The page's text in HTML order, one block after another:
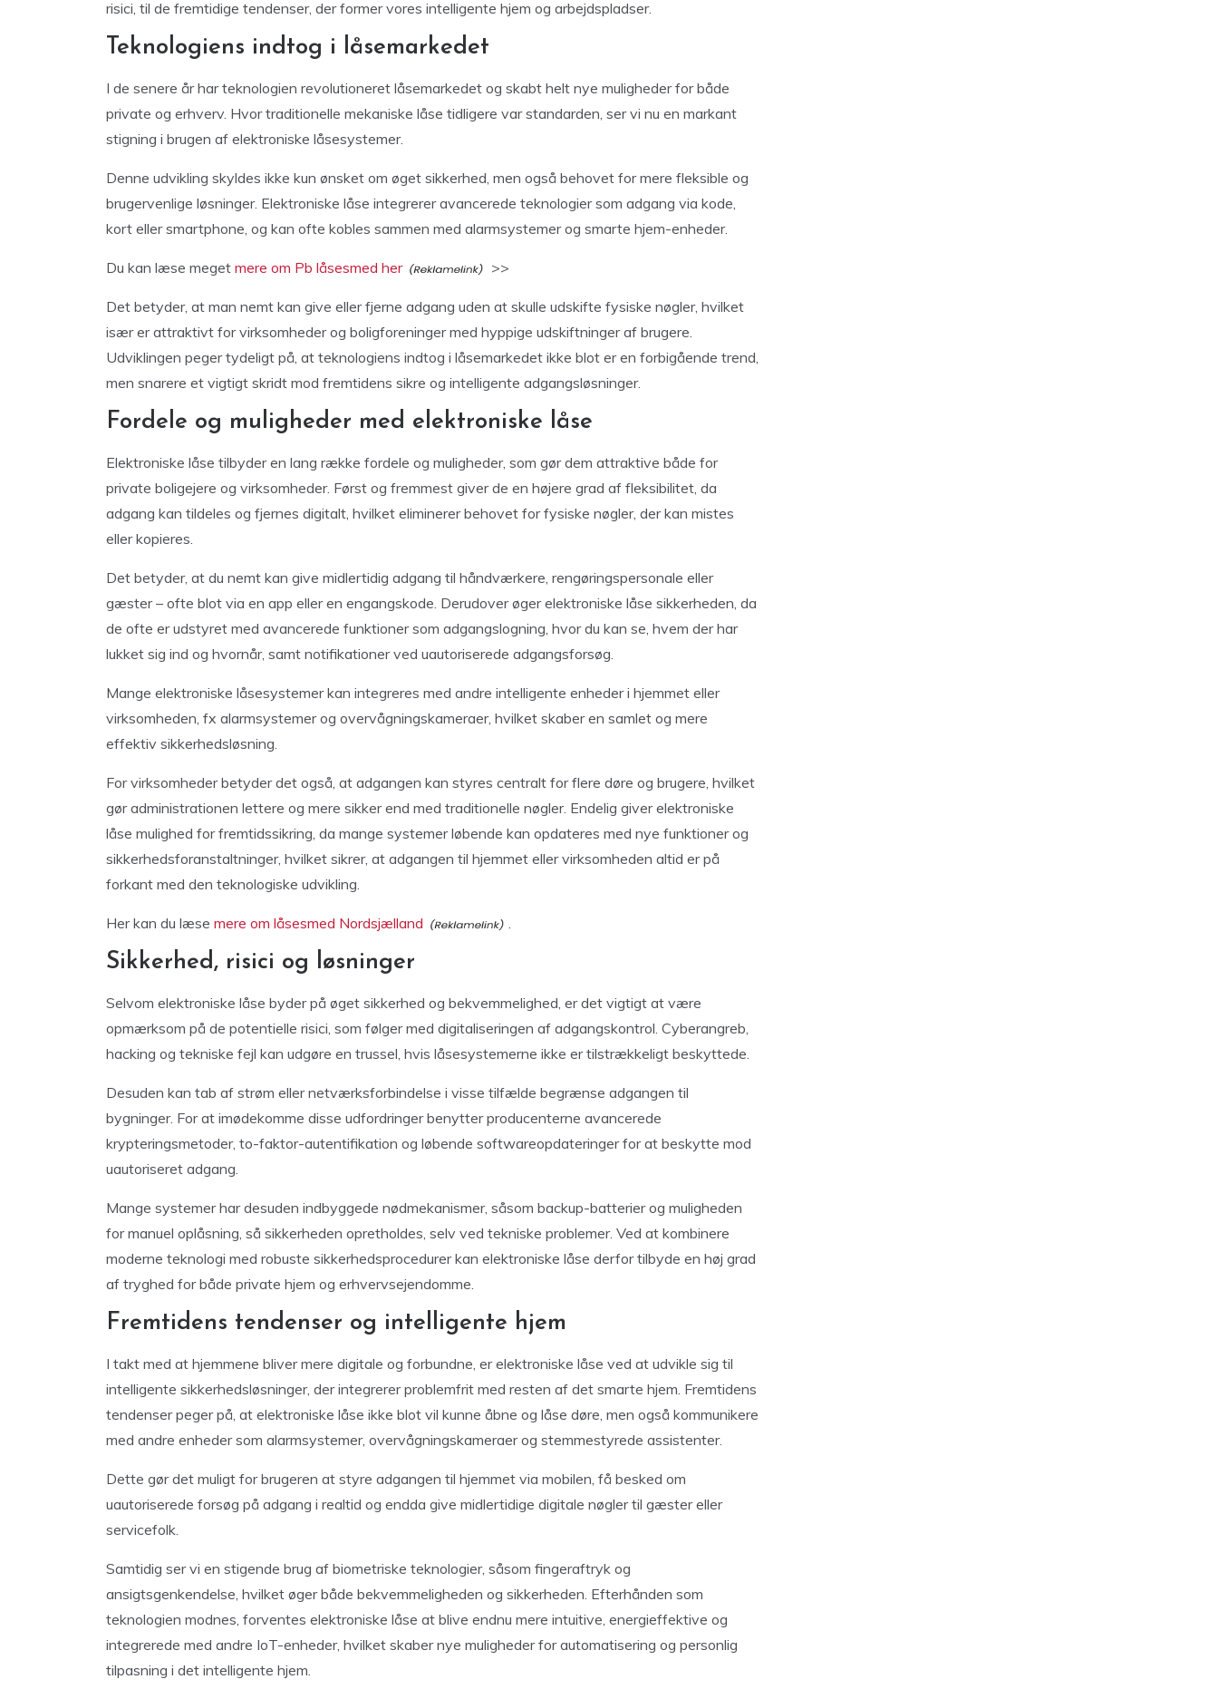
risici, til de fremtidige tendenser, der former vores intelligente hjem og arbejdspladser.
Teknologiens indtog i låsemarkedet
I de senere år har teknologien revolutioneret låsemarkedet og skabt helt nye muligheder for både
private og erhverv. Hvor traditionelle mekaniske låse tidligere var standarden, ser vi nu en markant
stigning i brugen af elektroniske låsesystemer.
Denne udvikling skyldes ikke kun ønsket om øget sikkerhed, men også behovet for mere fleksible og
brugervenlige løsninger. Elektroniske låse integrerer avancerede teknologier som adgang via kode,
kort eller smartphone, og kan ofte kobles sammen med alarmsystemer og smarte hjem-enheder.
Du kan læse meget mere om Pb låsesmed her >>
Det betyder, at man nemt kan give eller fjerne adgang uden at skulle udskifte fysiske nøgler, hvilket
især er attraktivt for virksomheder og boligforeninger med hyppige udskiftninger af brugere.
Udviklingen peger tydeligt på, at teknologiens indtog i låsemarkedet ikke blot er en forbigående trend,
men snarere et vigtigt skridt mod fremtidens sikre og intelligente adgangsløsninger.
Fordele og muligheder med elektroniske låse
Elektroniske låse tilbyder en lang række fordele og muligheder, som gør dem attraktive både for
private boligejere og virksomheder. Først og fremmest giver de en højere grad af fleksibilitet, da
adgang kan tildeles og fjernes digitalt, hvilket eliminerer behovet for fysiske nøgler, der kan mistes
eller kopieres.
Det betyder, at du nemt kan give midlertidig adgang til håndværkere, rengøringspersonale eller
gæster – ofte blot via en app eller en engangskode. Derudover øger elektroniske låse sikkerheden, da
de ofte er udstyret med avancerede funktioner som adgangslogning, hvor du kan se, hvem der har
lukket sig ind og hvornår, samt notifikationer ved uautoriserede adgangsforsøg.
Mange elektroniske låsesystemer kan integreres med andre intelligente enheder i hjemmet eller
virksomheden, fx alarmsystemer og overvågningskameraer, hvilket skaber en samlet og mere
effektiv sikkerhedsløsning.
For virksomheder betyder det også, at adgangen kan styres centralt for flere døre og brugere, hvilket
gør administrationen lettere og mere sikker end med traditionelle nøgler. Endelig giver elektroniske
låse mulighed for fremtidssikring, da mange systemer løbende kan opdateres med nye funktioner og
sikkerhedsforanstaltninger, hvilket sikrer, at adgangen til hjemmet eller virksomheden altid er på
forkant med den teknologiske udvikling.
Her kan du læse mere om låsesmed Nordsjælland .
Sikkerhed, risici og løsninger
Selvom elektroniske låse byder på øget sikkerhed og bekvemmelighed, er det vigtigt at være
opmærksom på de potentielle risici, som følger med digitaliseringen af adgangskontrol. Cyberangreb,
hacking og tekniske fejl kan udgøre en trussel, hvis låsesystemerne ikke er tilstrækkeligt beskyttede.
Desuden kan tab af strøm eller netværksforbindelse i visse tilfælde begrænse adgangen til
bygninger. For at imødekomme disse udfordringer benytter producenterne avancerede
krypteringsmetoder, to-faktor-autentifikation og løbende softwareopdateringer for at beskytte mod
uautoriseret adgang.
Mange systemer har desuden indbyggede nødmekanismer, såsom backup-batterier og muligheden
for manuel oplåsning, så sikkerheden opretholdes, selv ved tekniske problemer. Ved at kombinere
moderne teknologi med robuste sikkerhedsprocedurer kan elektroniske låse derfor tilbyde en høj grad
af tryghed for både private hjem og erhvervsejendomme.
Fremtidens tendenser og intelligente hjem
I takt med at hjemmene bliver mere digitale og forbundne, er elektroniske låse ved at udvikle sig til
intelligente sikkerhedsløsninger, der integrerer problemfrit med resten af det smarte hjem. Fremtidens
tendenser peger på, at elektroniske låse ikke blot vil kunne åbne og låse døre, men også kommunikere
med andre enheder som alarmsystemer, overvågningskameraer og stemmestyrede assistenter.
Dette gør det muligt for brugeren at styre adgangen til hjemmet via mobilen, få besked om
uautoriserede forsøg på adgang i realtid og endda give midlertidige digitale nøgler til gæster eller
servicefolk.
Samtidig ser vi en stigende brug af biometriske teknologier, såsom fingeraftryk og
ansigtsgenkendelse, hvilket øger både bekvemmeligheden og sikkerheden. Efterhånden som
teknologien modnes, forventes elektroniske låse at blive endnu mere intuitive, energieffektive og
integrerede med andre IoT-enheder, hvilket skaber nye muligheder for automatisering og personlig
tilpasning i det intelligente hjem.